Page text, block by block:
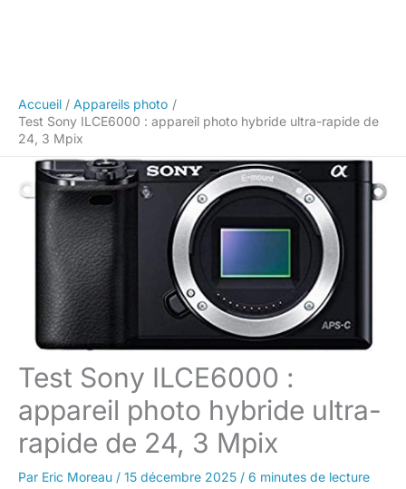
Accueil
Appareils photo
Test Sony ILCE6000 : appareil photo hybride ultra-rapide de
24, 3 Mpix
Test Sony ILCE6000 :
appareil photo hybride ultra-
rapide de 24, 3 Mpix
Par Eric Moreau / 15 décembre 2025 / 6 minutes de lecture